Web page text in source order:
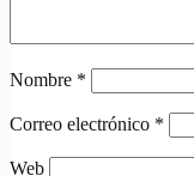
Nombre *
Correo electrónico *
Web